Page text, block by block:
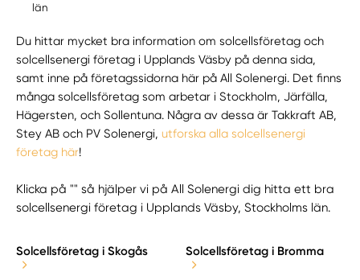
län
Du hittar mycket bra information om solcellsföretag och
solcellsenergi företag i Upplands Väsby på denna sida,
samt inne på företagssidorna här på All Solenergi. Det finns
många solcellsföretag som arbetar i Stockholm, Järfälla,
Hägersten, och Sollentuna. Några av dessa är Takkraft AB,
Stey AB och PV Solenergi,utforska alla solcellsenergi
företag här!
Klicka på "" så hjälper vi på All Solenergi dig hitta ett bra
solcellsenergi företag i Upplands Väsby, Stockholms län.
Solcellsföretag i Skogås Solcellsföretag i Bromma